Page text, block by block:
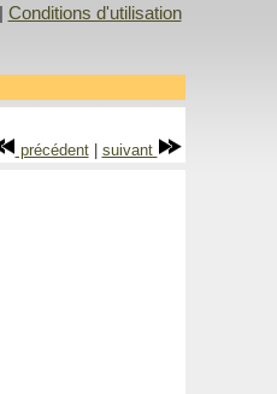
Conditions d'utilisation
précédent| suivant